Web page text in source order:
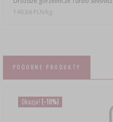
149,84 PLN/kg
PODOBNE PRODUKTY
Okazja! (-10%)